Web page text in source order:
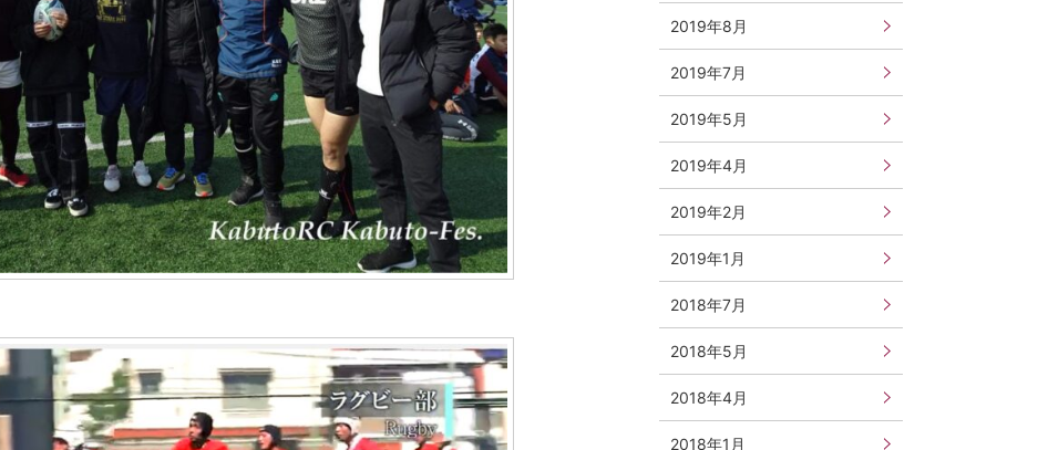
2019年8月
2019年7月
2019年5月
2019年4月
2019年2月
2019年1月
2018年7月
2018年5月
2018年4月
2018年1月